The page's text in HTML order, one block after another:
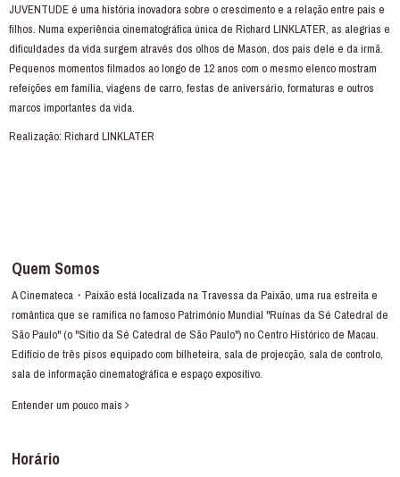
JUVENTUDE é uma história inovadora sobre o crescimento e a relação entre pais e
filhos. Numa experiência cinematográfica única de Richard LINKLATER, as alegrias e
dificuldades da vida surgem através dos olhos de Mason, dos pais dele e da irmã.
Pequenos momentos filmados ao longo de 12 anos com o mesmo elenco mostram
refeições em família, viagens de carro, festas de aniversário, formaturas e outros
marcos importantes da vida.
Realização: Richard LINKLATER
Quem Somos
A Cinemateca・Paixão está localizada na Travessa da Paixão, uma rua estreita e
romântica que se ramifica no famoso Património Mundial "Ruínas da Sé Catedral de
São Paulo" (o "Sítio da Sé Catedral de São Paulo") no Centro Histórico de Macau.
Edifício de três pisos equipado com bilheteira, sala de projecção, sala de controlo,
sala de informação cinematográfica e espaço expositivo.
Entender um pouco mais
Horário